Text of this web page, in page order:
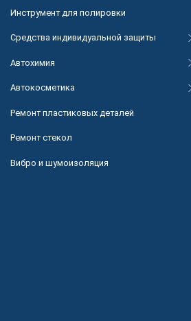
Инструмент для полировки
Средства индивидуальной защиты
Автохимия
Автокосметика
Ремонт пластиковых деталей
Ремонт стекол
Вибро и шумоизоляция